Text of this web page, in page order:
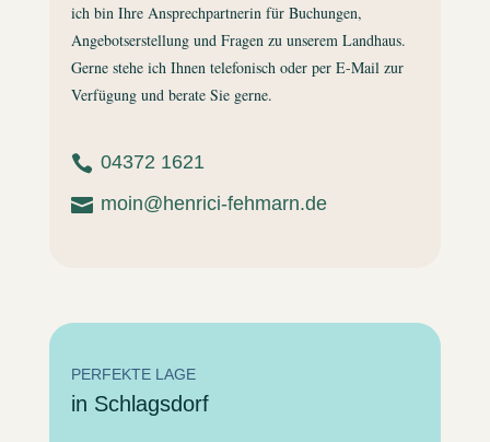
ich bin Ihre Ansprechpartnerin für Buchungen,
Angebotserstellung und Fragen zu unserem Landhaus.
Gerne stehe ich Ihnen telefonisch oder per E-Mail zur
Verfügung und berate Sie gerne.
 04372 1621
 moin@henrici-fehmarn.de
PERFEKTE LAGE
in Schlagsdorf